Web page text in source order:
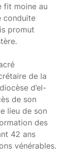
fit moine au
conduite
promut
de la
d’el-
de son
lieu de son
des
42 ans
vénérables.